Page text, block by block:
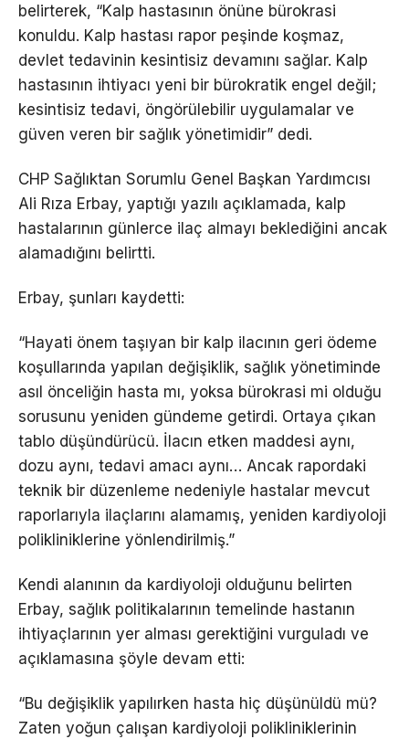
belirterek, “Kalp hastasının önüne bürokrasi
konuldu. Kalp hastası rapor peşinde koşmaz,
devlet tedavinin kesintisiz devamını sağlar. Kalp
hastasının ihtiyacı yeni bir bürokratik engel değil;
kesintisiz tedavi, öngörülebilir uygulamalar ve
güven veren bir sağlık yönetimidir” dedi.
CHP Sağlıktan Sorumlu Genel Başkan Yardımcısı
Ali Rıza Erbay, yaptığı yazılı açıklamada, kalp
hastalarının günlerce ilaç almayı beklediğini ancak
alamadığını belirtti.
Erbay, şunları kaydetti:
“Hayati önem taşıyan bir kalp ilacının geri ödeme
koşullarında yapılan değişiklik, sağlık yönetiminde
asıl önceliğin hasta mı, yoksa bürokrasi mi olduğu
sorusunu yeniden gündeme getirdi. Ortaya çıkan
tablo düşündürücü. İlacın etken maddesi aynı,
dozu aynı, tedavi amacı aynı… Ancak rapordaki
teknik bir düzenleme nedeniyle hastalar mevcut
raporlarıyla ilaçlarını alamamış, yeniden kardiyoloji
polikliniklerine yönlendirilmiş.”
Kendi alanının da kardiyoloji olduğunu belirten
Erbay, sağlık politikalarının temelinde hastanın
ihtiyaçlarının yer alması gerektiğini vurguladı ve
açıklamasına şöyle devam etti:
“Bu değişiklik yapılırken hasta hiç düşünüldü mü?
Zaten yoğun çalışan kardiyoloji polikliniklerinin